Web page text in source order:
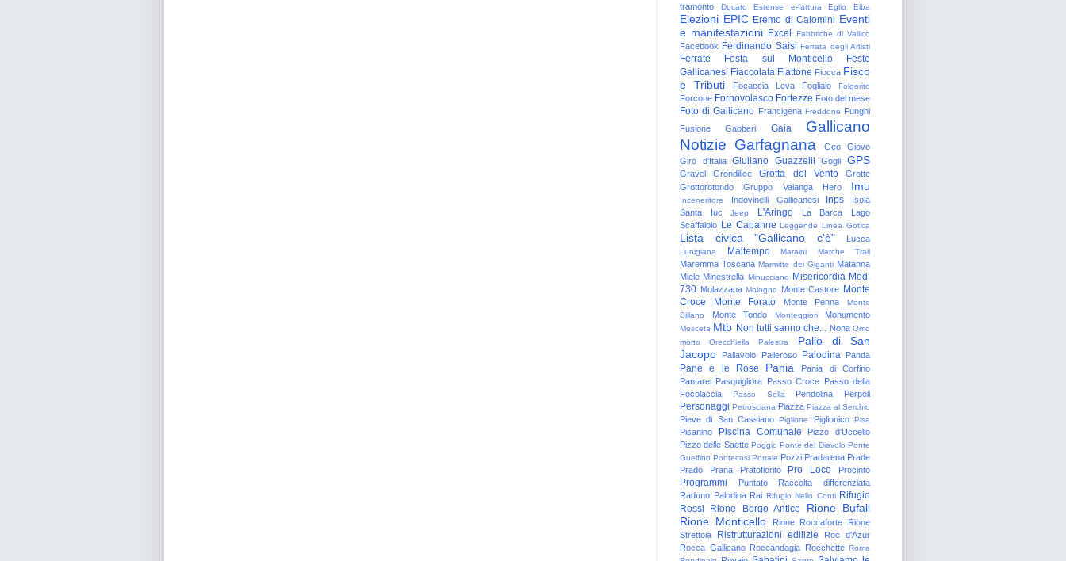
tramonto
Ducato Estense e-fattura Eglio Elba
Elezioni EPIC Eremo di Calomini Eventi
e manifestazioni Excel Fabbriche di Vallico
Facebook Ferdinando Saisi Ferrata degli Artisti
Ferrate Festa sul Monticello
Feste
Gallicanesi Fiaccolata Fiattone Fiocca Fisco
e Tributi
Focaccia Leva Fogliaio Folgorito
Forcone Fornovolasco Fortezze Foto del mese
Foto di Gallicano Francigena Freddone Funghi
Fusione
Gabberi Gaia
Gallicano
Notizie Garfagnana Geo
Giovo
Giro d'Italia
Giuliano Guazzelli Gogli GPS
Gravel Grondilice Grotta del Vento
Grotte
Grottorotondo
Gruppo Valanga Hero Imu
Inceneritore Indovinelli Gallicanesi Inps
Isola
Santa
Iuc Jeep L'Aringo La Barca
Lago
Scaffaiolo Le Capanne Leggende Linea Gotica
Lista civica "Gallicano c'è" Lucca
Lunigiana Maltempo Maraini Marche Trail
Maremma Toscana Marmitte dei Giganti Matanna
Miele Minestrella Minucciano Misericordia Mod.
730 Molazzana Mologno Monte Castore Monte
Croce
Monte Forato Monte Penna
Monte
Sillano
Monte Tondo Monteggiori Monumento
Mosceta Mtb Non tutti sanno che... Nona Omo
morto
Orecchiella Palestra
Palio di San
Jacopo
Pallavolo Palleroso Palodina Panda
Pane e le Rose Pania
Pania di Corfino
Pantarei Pasquigliora Passo Croce Passo della
Focolaccia
Passo Sella Pendolina Perpoli
Personaggi Petrosciana Piazza Piazza al Serchio
Pieve di San Cassiano Piglione Piglionico Pisa
Pisanino Piscina Comunale
Pizzo d'Uccello
Pizzo delle Saette Poggio Ponte del Diavolo Ponte
Guelfino Pontecosi Porraie Pozzi Pradarena Prade
Prado
Prana Pratofiorito Pro Loco Procinto
Programmi Puntato
Raccolta differenziata
Raduno Palodina Rai Rifugio Nello Conti Rifugio
Rossi
Rione Borgo Antico
Rione Bufali
Rione Monticello
Rione Roccaforte
Rione
Strettoia
Ristrutturazioni edilizie
Roc d'Azur
Rocca Gallicano Roccandagia Rocchette Roma